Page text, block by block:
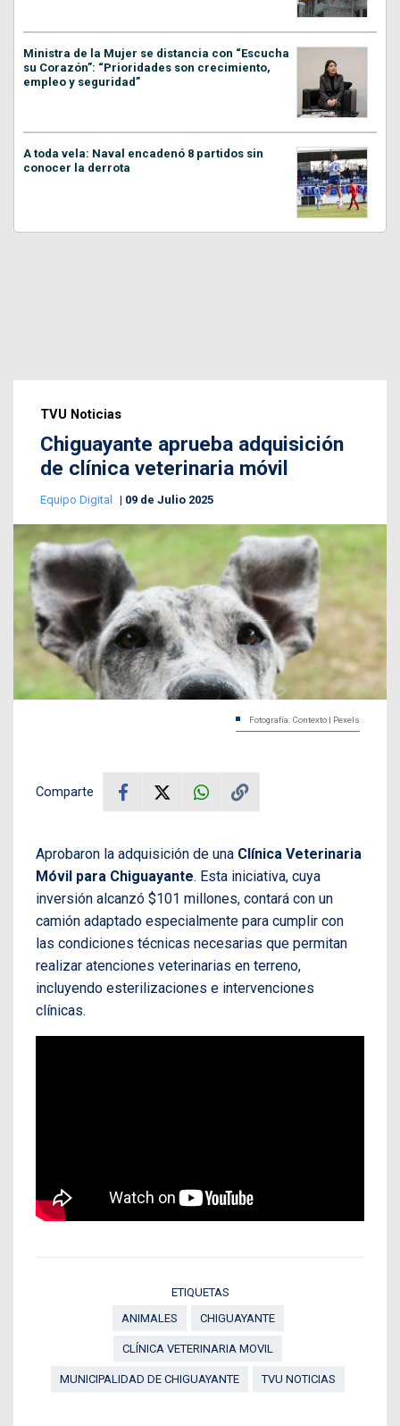
Ministra de la Mujer se distancia con “Escucha
su Corazón”: “Prioridades son crecimiento,
empleo y seguridad”
A toda vela: Naval encadenó 8 partidos sin
conocer la derrota
TVU Noticias
Chiguayante aprueba adquisición
de clínica veterinaria móvil
Equipo Digital 09 de Julio 2025
Fotografía: Contexto | Pexels
Comparte
Aprobaron la adquisición de una Clínica Veterinaria
Móvil para Chiguayante. Esta iniciativa, cuya
inversión alcanzó $101 millones, contará con un
camión adaptado especialmente para cumplir con
las condiciones técnicas necesarias que permitan
realizar atenciones veterinarias en terreno,
incluyendo esterilizaciones e intervenciones
clínicas.
ETIQUETAS
ANIMALES
CHIGUAYANTE
CLÍNICA VETERINARIA MOVIL
MUNICIPALIDAD DE CHIGUAYANTE TVU NOTICIAS